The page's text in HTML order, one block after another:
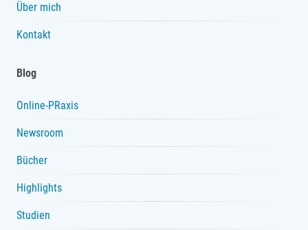
Über mich
Kontakt
Blog
Online-PRaxis
Newsroom
Bücher
Highlights
Studien